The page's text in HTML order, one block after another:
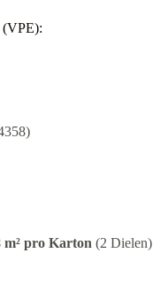
(VPE):
m² pro Karton (2 Dielen)